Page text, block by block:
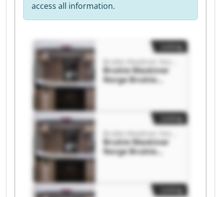
access all information.
Brukte Maskiner
Norge Brukte
Maskiner Norge
Brukte Maskiner
Norge Brukte
Maskiner Norge